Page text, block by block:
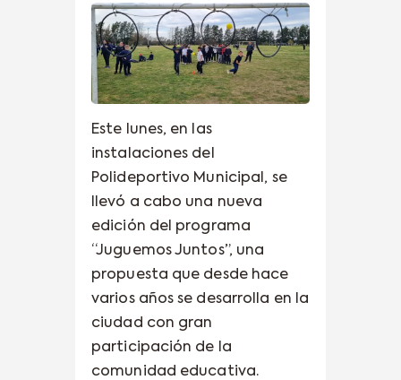
Este lunes, en las
instalaciones del
Polideportivo Municipal, se
llevó a cabo una nueva
edición del programa
“Juguemos Juntos”, una
propuesta que desde hace
varios años se desarrolla en la
ciudad con gran
participación de la
comunidad educativa.